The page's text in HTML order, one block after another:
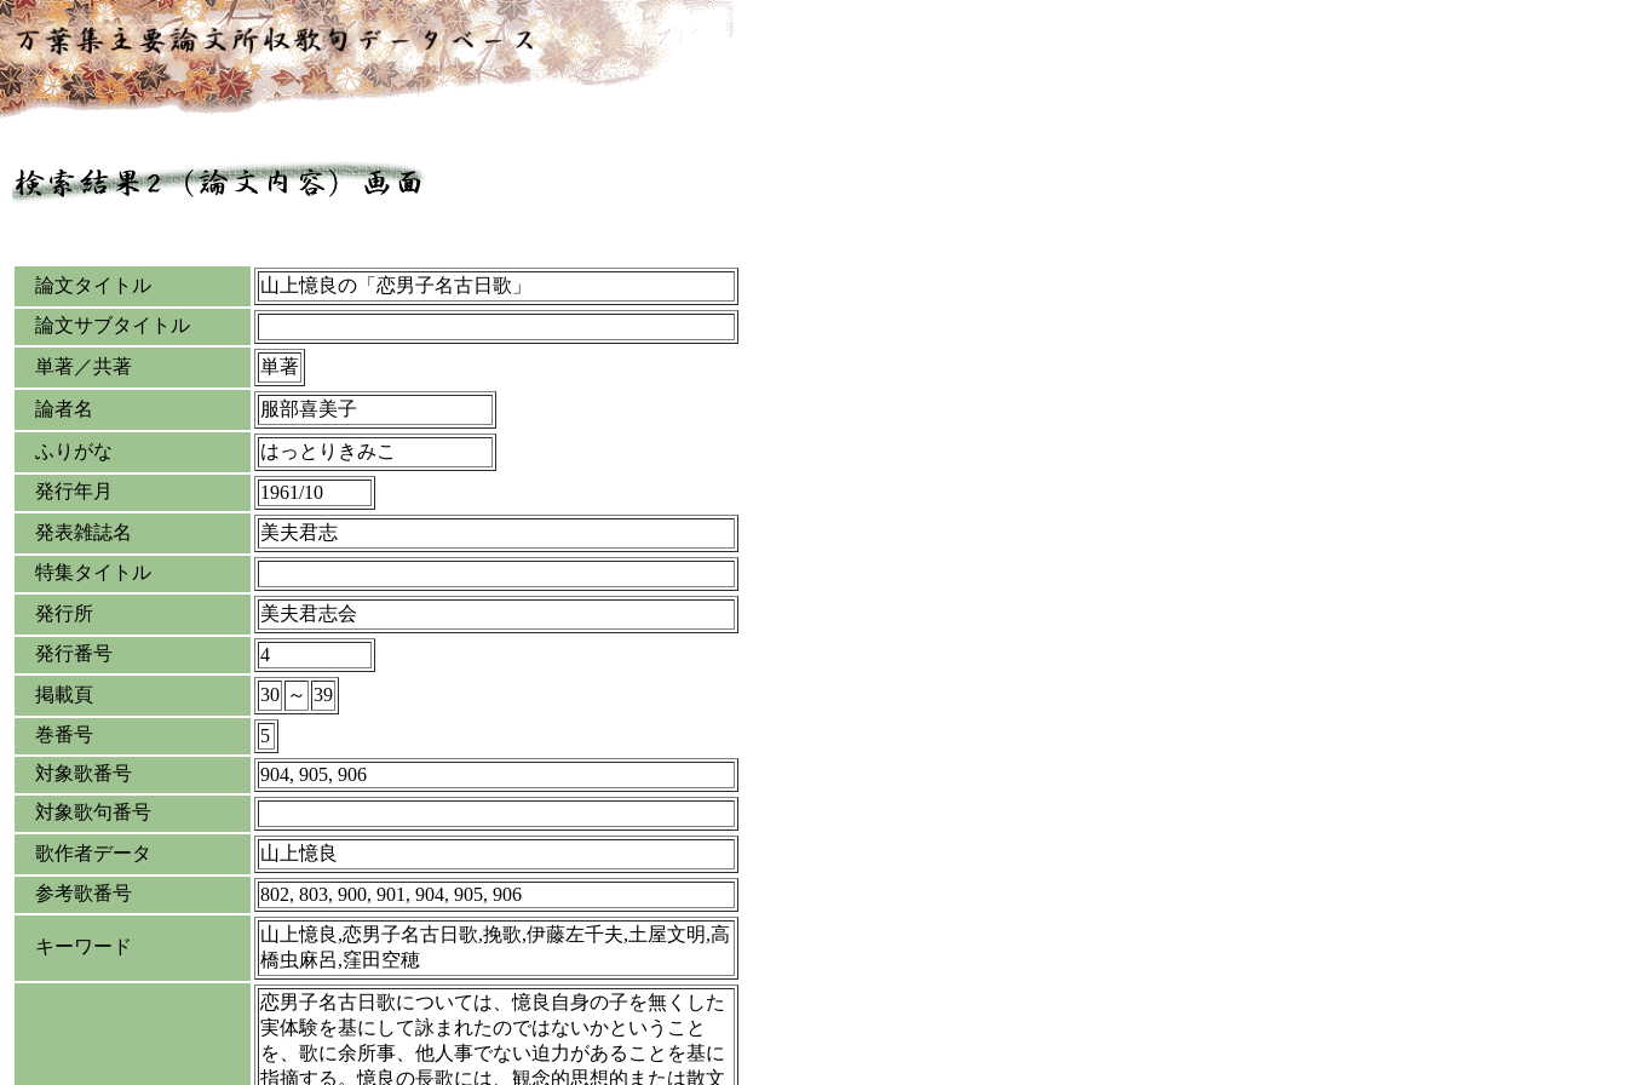
論文タイトル
山上憶良の「恋男子名古日歌」
論文サブタイトル
単著／共著
単著
論者名 服部喜美子
ふりがな
はっとりきみこ
発行年月
1961/10
発表雑誌名
美夫君志
特集タイトル
発行所
美夫君志会
発行番号
4
掲載頁
30 ～ 39
巻番号
5
対象歌番号
904, 905, 906
対象歌句番号
歌作者データ
山上憶良
参考歌番号
802, 803, 900, 901, 904, 905, 906
キーワード
山上憶良,恋男子名古日歌,挽歌,伊藤左千夫,土屋文明,高
橋虫麻呂,窪田空穂
恋男子名古日歌については、憶良自身の子を無くした
実体験を基にして詠まれたのではないかということ
を、歌に余所事、他人事でない迫力があることを基に
指摘する。憶良の長歌には、観念的思想的または散文